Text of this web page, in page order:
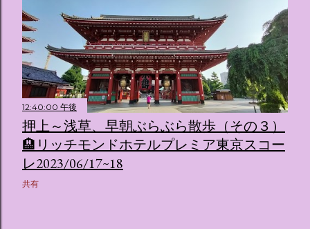
12:40:00 午後
押上～浅草、早朝ぶらぶら散歩（その３）
🏨リッチモンドホテルプレミア東京スコー
レ2023/06/17~18
共有